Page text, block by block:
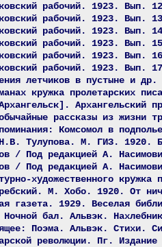
рабочий. 1923. Вып.
рабочий. 1923. Вып.
рабочий. 1923. Вып.
рабочий. 1923. Вып.
рабочий. 1923. Вып.
рабочий. 1923. Вып.
летчиков в пустыне и
кружка пролетарских
Архангельский
рассказы из
Комсомол в
Тулупова. М. ГИЗ. 1920.
/ Под редакцией А.
/ Под редакцией А.
художественного
М. Хобо. 1920. От
газета. 1929. Веселая
Ночной бал. Альвэк.
Поэма. Альвэк. Стихи.
революции. Пг.